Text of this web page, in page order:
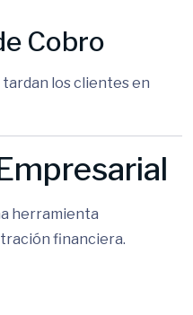
Cobro
los clientes en
herramienta
financiera.